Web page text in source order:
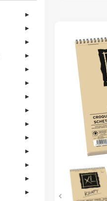
FEUILLES
G/M²
FORMAT
